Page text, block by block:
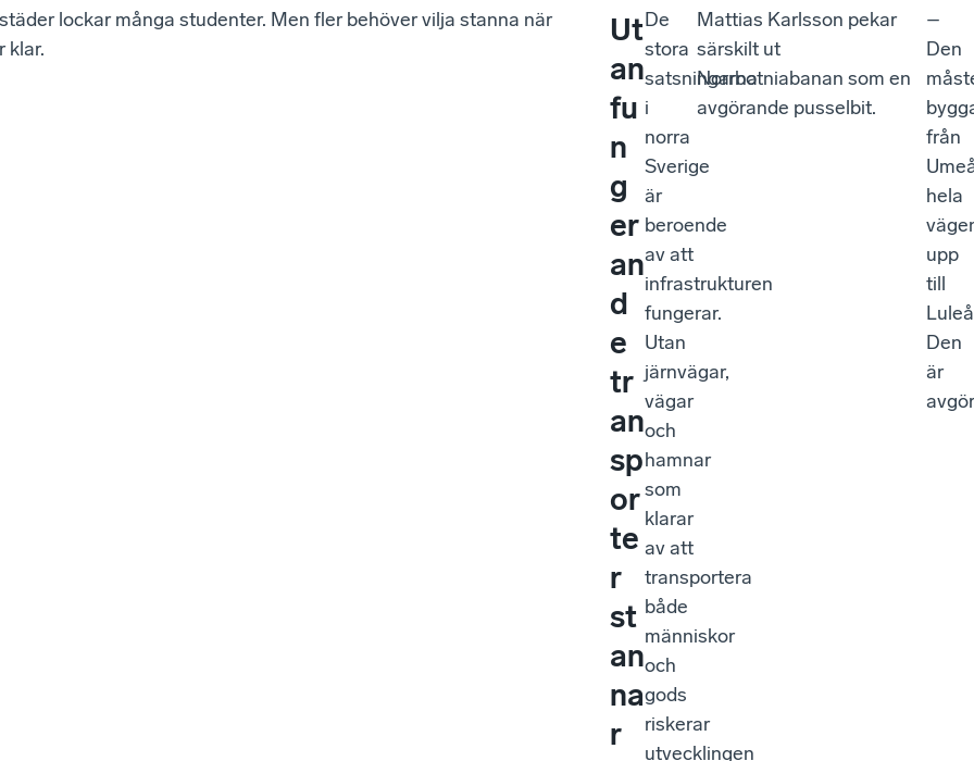
lockar många studenter. Men fler behöver vilja stanna när
klar.
Ut
an
fu
n
g
er
an
d
e
tr
an
sp
or
te
r
st
an
na
r
De
stora
satsningarna
i
norra
Sverige
är
beroende
av att
infrastrukturen
fungerar.
Utan
järnvägar,
vägar
och
hamnar
som
klarar
av att
transportera
både
människor
och
gods
riskerar
utvecklingen
Mattias Karlsson pekar
särskilt ut
Norrbotniabanan som en
avgörande pusselbit.
–
Den
från
hela
upp
till
Den
är